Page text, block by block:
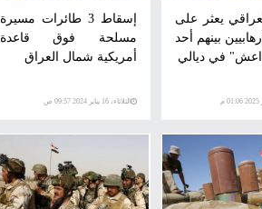
يعثر على
بينهم أحد
في ديالي
إسقاط 3 طائرات مسيرة
مسلحة فوق قاعدة
أمريكية شمال العراق
الثلاثاء، 16 يناير 2024 09:57 ص